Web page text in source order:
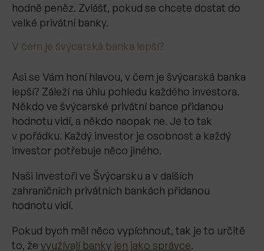
hodně peněz. Zvlášť, pokud se chcete dostat do
velké privátní banky.
V čem je švýcarská banka lepší?
Asi se Vám honí hlavou, v čem je švýcarská banka
lepší? Záleží na úhlu pohledu každého investora.
Někdo ve švýcarské privátní bance přidanou
hodnotu vidí, a někdo naopak ne. Je to tak
v pořádku. Každý investor je osobnost a každý
investor potřebuje něco jiného.
Naši investoři ve Švýcarsku a v dalších
zahraničních privátních bankách přidanou
hodnotu vidí.
Pokud bych měl něco vypíchnout, tak je to určitě
to, že využívají banky jen jako správce.